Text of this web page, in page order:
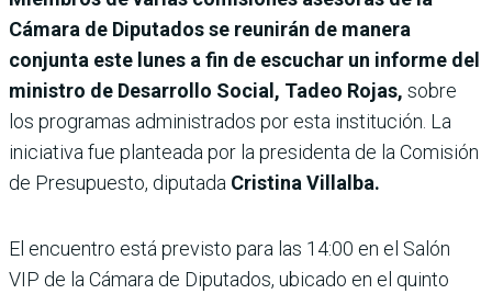
Cámara de Diputados se reunirán de manera
conjunta este lunes a fin de escuchar un informe del
ministro de Desarrollo Social, Tadeo Rojas, sobre
los programas administrados por esta institución. La
iniciativa fue planteada por la presidenta de la Comisión
de Presupuesto, diputada Cristina Villalba.
El encuentro está previsto para las 14:00 en el Salón
VIP de la Cámara de Diputados, ubicado en el quinto